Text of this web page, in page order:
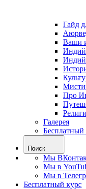
Гайд
Ваши
Про
Галерея
Бесплатный
Поиск
Мы
Мы в
Мы в
Бесплатный курс